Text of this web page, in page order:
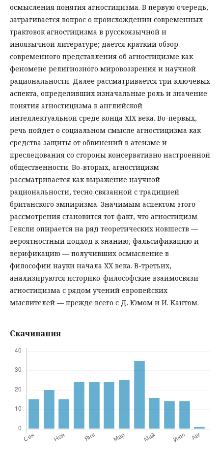
осмысления понятия агностицизма. В первую очередь,
затрагивается вопрос о происхождении современных
трактовок агностицизма в русскоязычной и
иноязычной литературе; дается краткий обзор
современного представления об агностицизме как
феномене религиозного мировоззрения и научной
рациональности. Далее рассматривается три ключевых
аспекта, определивших изначальные роль и значение
понятия агностицизма в английской
интеллектуальной среде конца XIX века. Во-первых,
речь пойдет о социальном смысле агностицизма как
средства защиты от обвинений в атеизме и
преследования со стороны консервативно настроенной
общественности. Во-вторых, агностицизм
рассматривается как выражение научной
рациональности, тесно связанной с традицией
британского эмпиризма. Значимым аспектом этого
рассмотрения становится тот факт, что агностицизм
Гексли опирается на ряд теоретических новшеств —
вероятностный подход к знанию, фальсификацию и
верификацию — получивших осмысление в
философии науки начала XX века. В-третьих,
анализируются историко-философские взаимосвязи
агностицизма с рядом учений европейских
мыслителей — прежде всего с Д. Юмом и И. Кантом.
Скачивания